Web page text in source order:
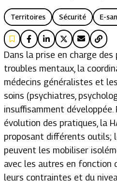
Territoires Sécurité E-
Dans la prise en charge
troubles mentaux, la
médecins généralistes et
soins (psychiatres,
insuffisamment développée.
évolution des pratiques, la
proposant différents outils;
peuvent les mobiliser
avec les autres en fonction
leurs contraintes et du